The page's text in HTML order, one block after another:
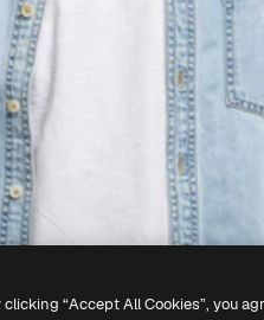
clicking “Accept All Cookies”, you